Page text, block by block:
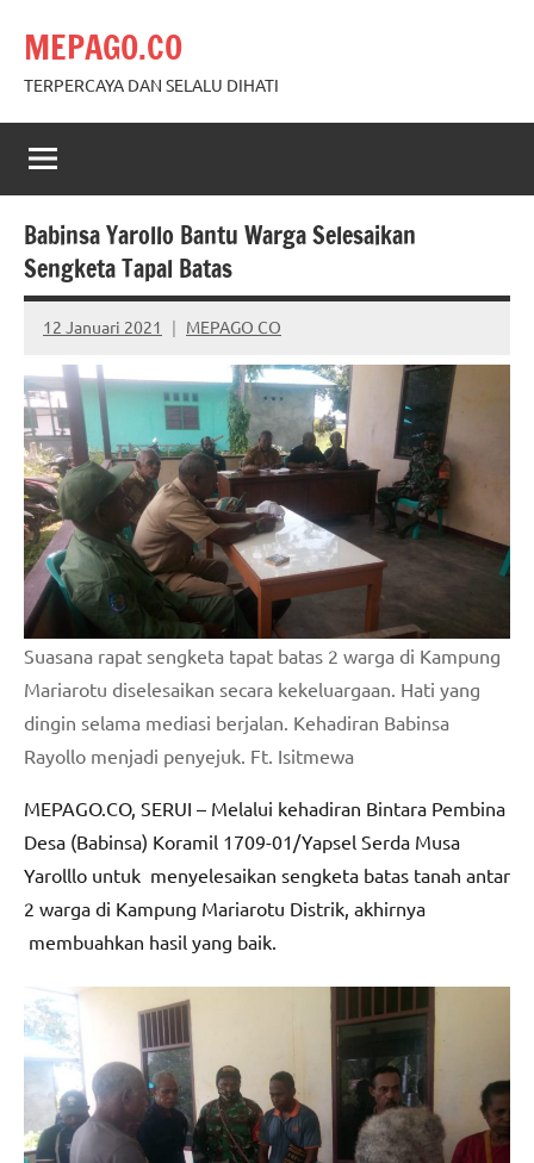
content
MEPAGO.CO
TERPERCAYA DAN SELALU DIHATI
Babinsa Yarollo Bantu Warga Selesaikan
Sengketa Tapal Batas
12 Januari 2021 MEPAGO CO
No
comments
Suasana rapat sengketa tapat batas 2 warga di Kampung
Mariarotu diselesaikan secara kekeluargaan. Hati yang
dingin selama mediasi berjalan. Kehadiran Babinsa
Rayollo menjadi penyejuk. Ft. Isitmewa
MEPAGO.CO, SERUI – Melalui kehadiran Bintara Pembina
Desa (Babinsa) Koramil 1709-01/Yapsel Serda Musa
Yarolllo untuk menyelesaikan sengketa batas tanah antar
2 warga di Kampung Mariarotu Distrik, akhirnya
membuahkan hasil yang baik.